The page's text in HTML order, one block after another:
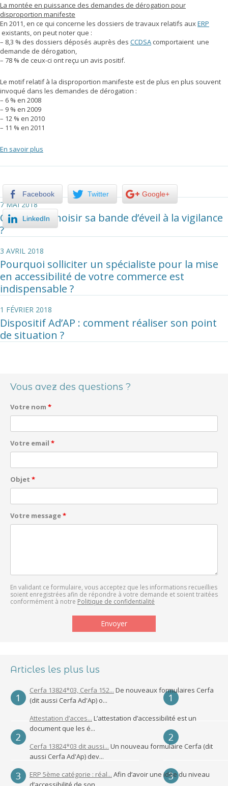
La montée en puissance des demandes de dérogation pour
disproportion manifeste
En 2011, en ce qui concerne les dossiers de travaux relatifs auxERP
existants, on peut noter que :
– 8,3 % des dossiers déposés auprès des CCDSA comportaient une
demande de dérogation,
– 78 % de ceux-ci ont reçu un avis positif.
Le motif relatif à la disproportion manifeste est de plus en plus souvent
invoqué dans les demandes de dérogation :
– 6 % en 2008
– 9 % en 2009
– 12 % en 2010
– 11 % en 2011
En savoir plus
Facebook Twitter Google+
LinkedIn
7 MAI 2018
Comment choisir sa bande d’éveil à la vigilance
?
3 AVRIL 2018
Pourquoi solliciter un spécialiste pour la mise
en accessibilité de votre commerce est
indispensable ?
1 FÉVRIER 2018
Dispositif Ad’AP : comment réaliser son point
de situation ?
Vous avez des questions ?
Votre nom *
Votre email *
Objet *
Votre message*
En validant ce formulaire, vous acceptez que les informations recueillies
soient enregistrées afin de répondre à votre demande et soient traitées
conformément à notre Politique de confidentialité
Articles les plus lus
Cerfa 13824*03, Cerfa 152... De nouveaux formulaires Cerfa
(dit aussi Cerfa Ad'Ap) o...
Attestation d’acces... L’attestation d’accessibilité est un
document que les é...
Cerfa 13824*03 dit aussi... Un nouveau formulaire Cerfa (dit
aussi Cerfa Ad'Ap) dev...
ERP 5ème catégorie : réal... Afin d’avoir une idée du niveau